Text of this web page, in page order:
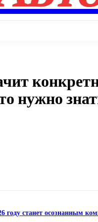
нужно
году станет осознанным